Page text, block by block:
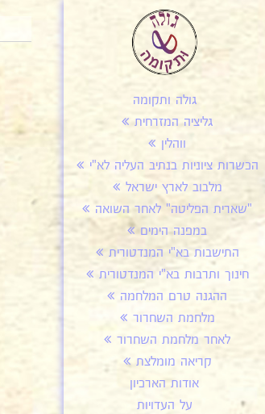
גולה ותקומה
גליציה המזרחית
ווהלין
הכשרות ציוניות בנתיב העליה לא"י
מלבוב לארץ ישראל
"שארית הפליטה" לאחר השואה
במפנה הימים
התישבות בא"י המנדטורית
חינוך ותרבות בא"י המנדטורית
ההגנה טרם המלחמה
מלחמת השחרור
לאחר מלחמת השחרור
קריאה מומלצת
אודות הארכיון
על העדויות